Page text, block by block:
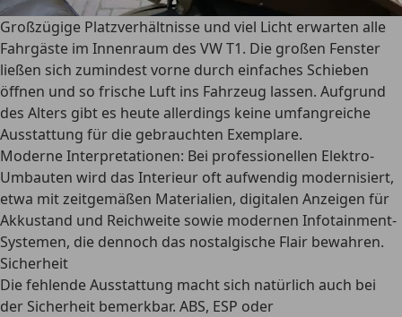
Großzügige Platzverhältnisse und viel Licht erwarten alle
Fahrgäste im Innenraum des VW T1. Die großen Fenster
ließen sich zumindest vorne durch einfaches Schieben
öffnen und so frische Luft ins Fahrzeug lassen. Aufgrund
des Alters gibt es heute allerdings keine umfangreiche
Ausstattung für die gebrauchten Exemplare.
Moderne Interpretationen: Bei professionellen Elektro-
Umbauten wird das Interieur oft aufwendig modernisiert,
etwa mit zeitgemäßen Materialien, digitalen Anzeigen für
Akkustand und Reichweite sowie modernen Infotainment-
Systemen, die dennoch das nostalgische Flair bewahren.
Sicherheit
Die fehlende Ausstattung macht sich natürlich auch bei
der Sicherheit bemerkbar. ABS, ESP oder